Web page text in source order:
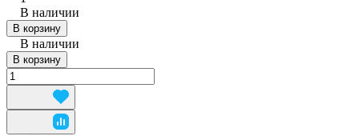
В наличии
В корзину
В наличии
В корзину